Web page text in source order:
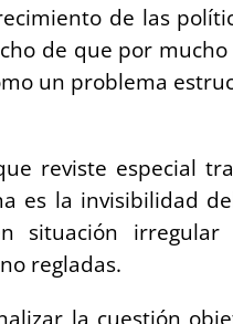
de las
de que por
un problema
reviste especial
es la invisibilidad
situación
regladas.
la cuestión